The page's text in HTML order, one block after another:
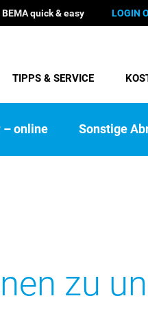
BEMA quick & easy LOGIN
TIPPS & SERVICE
– online Sonstige
zu